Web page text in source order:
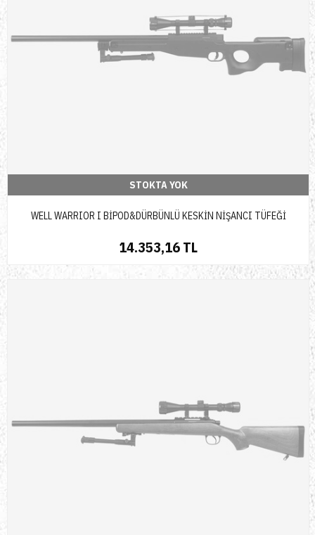
STOKTA YOK
WELL WARRIOR I BİPOD&DÜRBÜNLÜ KESKİN NİŞANCI TÜFEĞİ
14.353,16 TL